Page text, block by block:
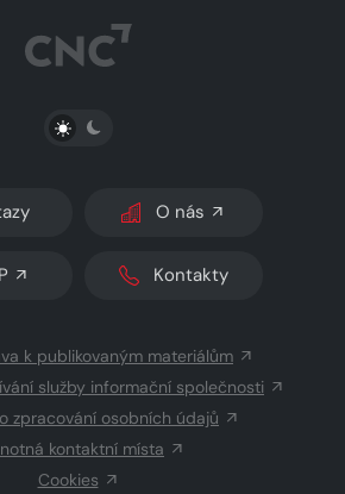
PŘEPNOUT SVĚTLÝ/TMAVÝ REŽIM
O nás
Kontakty
k publikovaným materiálům
služby informační společnosti
zpracování osobních údajů
kontaktní místa
Cookies